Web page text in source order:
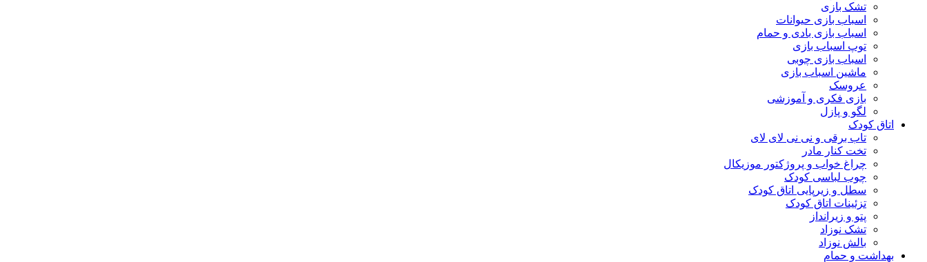
تشک بازی
اسباب بازی حیوانات
اسباب بازی بادی و حمام
توپ اسباب بازی
اسباب بازی چوبی
ماشین اسباب بازی
عروسک
بازی فکری و آموزشی
لگو و پازل
اتاق کودک
تاب برقی و نی نی لای لای
تخت کنار مادر
چراغ خواب و پروژکتور موزیکال
چوب لباسی کودک
سطل و زیرپایی اتاق کودک
تزئینات اتاق کودک
پتو و زیرانداز
تشک نوزاد
بالش نوزاد
بهداشت و حمام